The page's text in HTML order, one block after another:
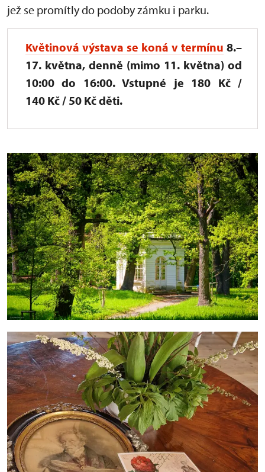
jež se promítly do podoby zámku i parku.
Květinová výstava se koná v termínu 8.–
17. května, denně (mimo 11. května) od
10:00 do 16:00. Vstupné je 180 Kč /
140 Kč / 50 Kč děti.